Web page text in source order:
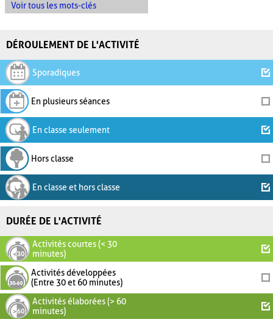
Voir tous les mots-clés
DÉROULEMENT DE L'ACTIVITÉ
Sporadiques
En plusieurs séances
En classe seulement
Hors classe
En classe et hors classe
DURÉE DE L'ACTIVITÉ
Activités courtes (< 30
minutes)
Activités développées
(Entre 30 et 60 minutes)
Activités élaborées (> 60
minutes)